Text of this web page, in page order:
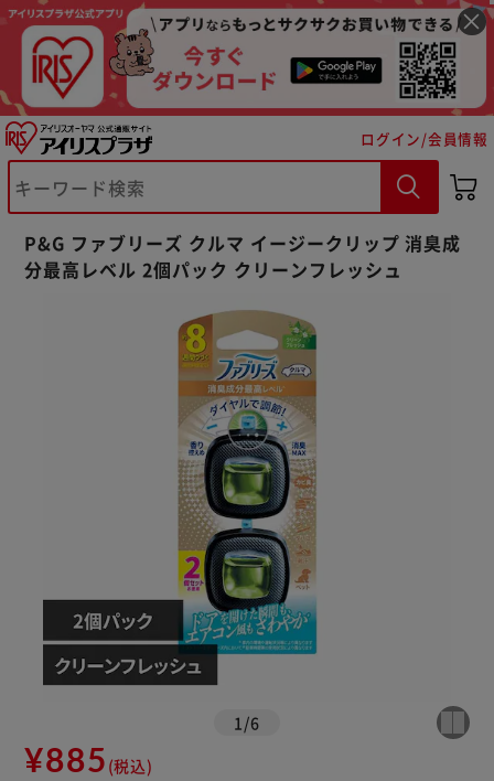
ログイン/会員情報
P&G ファブリーズ クルマ イージークリップ 消臭成
分最高レベル 2個パック クリーンフレッシュ
1 /6
¥885 (税込)
カートに入れる 購入手続きへ